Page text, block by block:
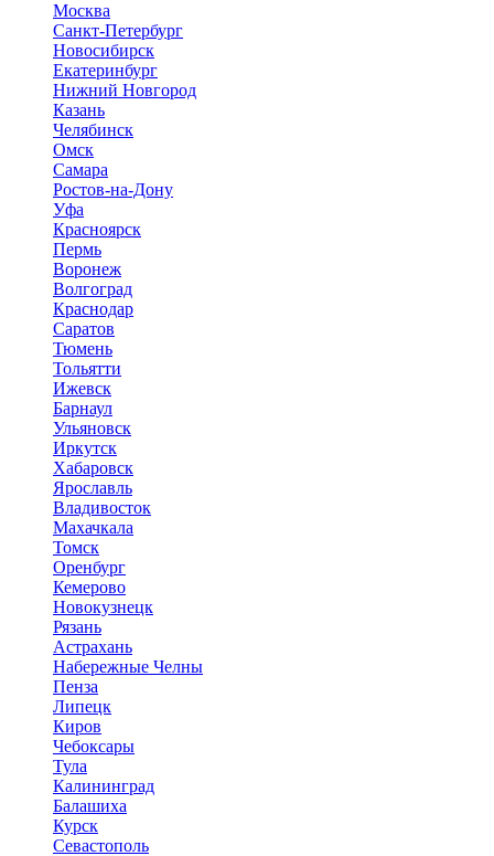
Москва
Санкт-Петербург
Новосибирск
Екатеринбург
Нижний Новгород
Казань
Челябинск
Омск
Самара
Ростов-на-Дону
Уфа
Красноярск
Пермь
Воронеж
Волгоград
Краснодар
Саратов
Тюмень
Тольятти
Ижевск
Барнаул
Ульяновск
Иркутск
Хабаровск
Ярославль
Владивосток
Махачкала
Томск
Оренбург
Кемерово
Новокузнецк
Рязань
Астрахань
Набережные Челны
Пенза
Липецк
Киров
Чебоксары
Тула
Калининград
Балашиха
Курск
Севастополь